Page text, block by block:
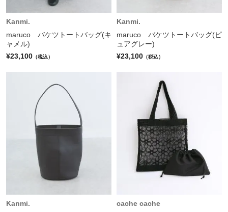
Kanmi.
maruco バケツトートバッグ(キ
ャメル)
¥23,100 （税込）
Kanmi.
maruco バケツトートバッグ(ピ
ュアグレー)
¥23,100 （税込）
Kanmi.
cache cache